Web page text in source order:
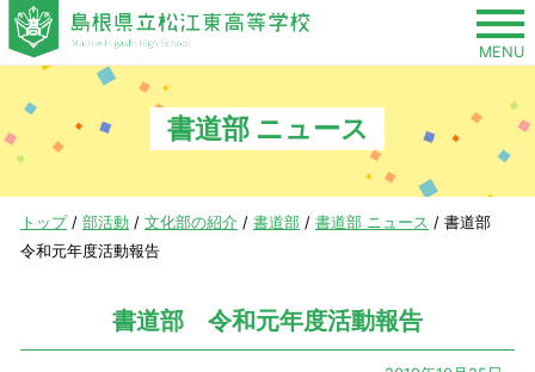
このページの本文へ
MENU
書道部 ニュース
現
在
トップ/ 部活動 / 文化部の紹介 / 書道部 / 書道部 ニュース / 書道部
令和元年度活動報告
書道部 令和元年度活動報告